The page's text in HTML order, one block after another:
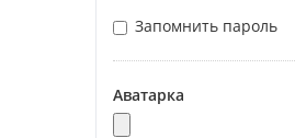
Запомнить пароль
Аватарка